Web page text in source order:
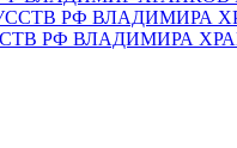
РФ ВЛАДИМИРА